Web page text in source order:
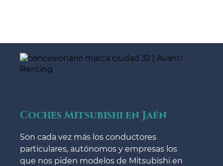
Coches Mitsubishi en Jaén
Son cada vez más los conductores
particulares, autónomos y empresas los
que nos piden modelos de Mitsubishi en